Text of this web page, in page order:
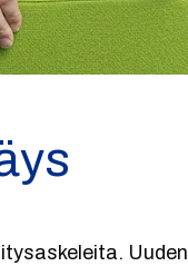
Uuden